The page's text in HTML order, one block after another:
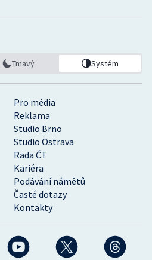
Pro média
Reklama
Studio Brno
Studio Ostrava
Rada ČT
Kariéra
Podávání námětů
Časté dotazy
Kontakty
Tmavý Systém